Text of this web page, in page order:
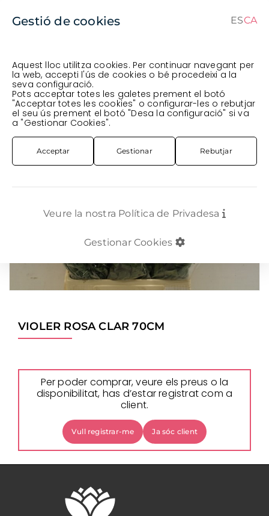
CAES
Comanda en curs (prevista per al) · Transportista
Veure comanda
FLOR TALLADA ANTIRRHINUM / VIOLER VIOLER ROSA CLAR 70CM
VIOLER ROSA CLAR 70CM
Per poder comprar, veure els preus o la
disponibilitat, has d’estar registrat com a
client.
Vull registrar-me Ja sóc client
Gestió de cookies ESCA
Aquest lloc utilitza cookies. Per continuar navegant per
la web, accepti l'ús de cookies o bé procedeixi a la
seva configuració.
Pots acceptar totes les galetes prement el botó
"Acceptar totes les cookies" o configurar-les o rebutjar
el seu ús prement el botó "Desa la configuració" si va
a "Gestionar Cookies".
Acceptar Gestionar Rebutjar
Veure la nostra Política de Privadesa
Gestionar Cookies